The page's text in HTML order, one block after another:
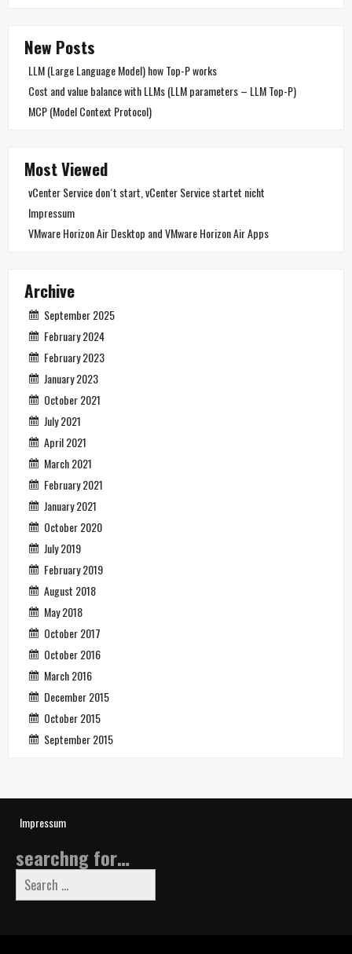
New Posts
LLM (Large Language Model) how Top-P works
Cost and value balance with LLMs (LLM parameters – LLM Top-P)
MCP (Model Context Protocol)
Most Viewed
vCenter Service don´t start, vCenter Service startet nicht
Impressum
VMware Horizon Air Desktop and VMware Horizon Air Apps
Archive
September 2025
February 2024
February 2023
January 2023
October 2021
July 2021
April 2021
March 2021
February 2021
January 2021
October 2020
July 2019
February 2019
August 2018
May 2018
October 2017
October 2016
March 2016
December 2015
October 2015
September 2015
Impressum
searchng for…
Search
for: